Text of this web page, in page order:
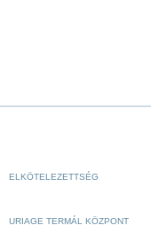
ELKÖTELEZETTSÉG
URIAGE TERMÁL KÖZPONT